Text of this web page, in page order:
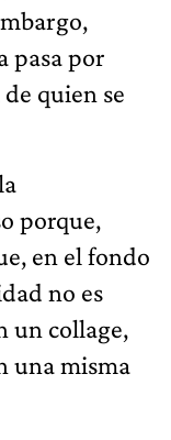
pasa por
quien se
porque,
en el fondo
no es
un collage,
una misma